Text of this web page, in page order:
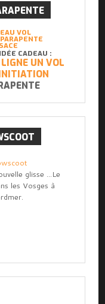
CADEAU :
UN VOL
glisse ...Le
les Vosges à